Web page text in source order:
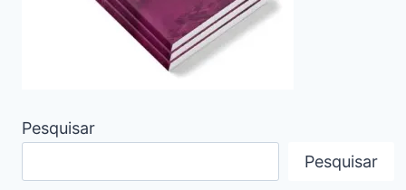
Pesquisar
Pesquisar